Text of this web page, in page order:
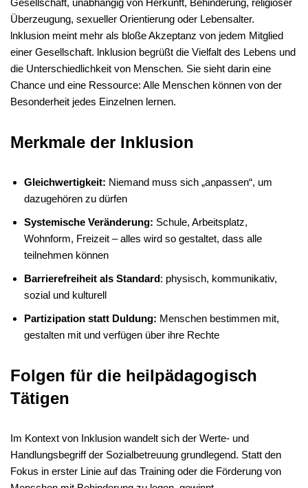
Gesellschaft, unabhängig von Herkunft, Behinderung, religiöser
Überzeugung, sexueller Orientierung oder Lebensalter.
lnklusion meint mehr als bloße Akzeptanz von jedem Mitglied
einer Gesellschaft. lnklusion begrüßt die Vielfalt des Lebens und
die Unterschiedlichkeit von Menschen. Sie sieht darin eine
Chance und eine Ressource: Alle Menschen können von der
Besonderheit jedes Einzelnen lernen.
Merkmale der Inklusion
Gleichwertigkeit: Niemand muss sich „anpassen“, um
dazugehören zu dürfen
Systemische Veränderung: Schule, Arbeitsplatz,
Wohnform, Freizeit – alles wird so gestaltet, dass alle
teilnehmen können
Barrierefreiheit als Standard: physisch, kommunikativ,
sozial und kulturell
Partizipation statt Duldung: Menschen bestimmen mit,
gestalten mit und verfügen über ihre Rechte
Folgen für die heilpädagogisch
Tätigen
Im Kontext von Inklusion wandelt sich der Werte- und
Handlungsbegriff der Sozialbetreuung grundlegend. Statt den
Fokus in erster Linie auf das Training oder die Förderung von